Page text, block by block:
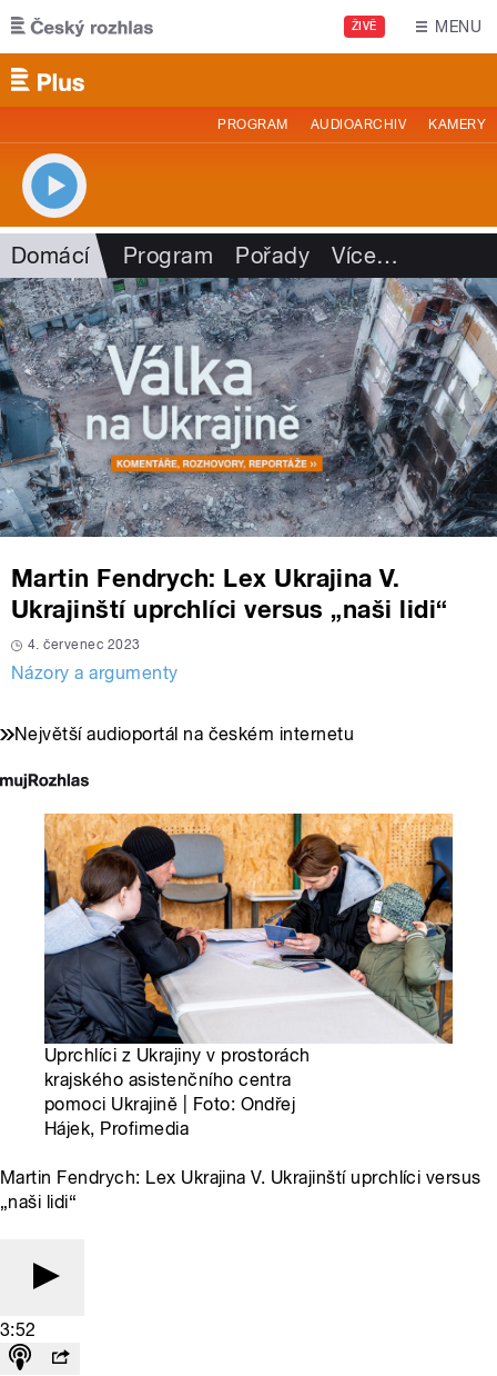
Přejít k hlavnímu obsahu
ŽIVĚ MENU
PROGRAM AUDIOARCHIV KAMERY
Domácí Program Pořady Více…
Martin Fendrych: Lex Ukrajina V.
Ukrajinští uprchlíci versus „naši lidi“
4. červenec 2023
Názory a argumenty
Největší audioportál na českém internetu
Uprchlíci z Ukrajiny v prostorách
krajského asistenčního centra
pomoci Ukrajině | Foto: Ondřej
Hájek, Profimedia
Martin Fendrych: Lex Ukrajina V. Ukrajinští uprchlíci versus
„naši lidi“
3:52